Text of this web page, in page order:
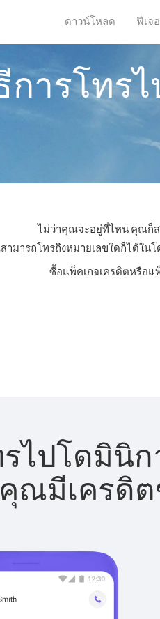
ดาวน์โหลด ฟีเจ
การโทร
ไม่ว่าคุณจะอยู่ที่ไหน คุณก็ส
ามารถโทรถึงหมายเลขใดก็ได้ใน
ซื้อแพ็คเกจเครดิตหรือแ
ไปโดมินิก
ณมีเครดิ